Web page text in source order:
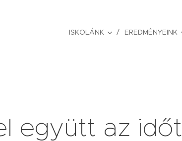
ISKOLÁNK EREDMÉNYEINK
együtt az időt